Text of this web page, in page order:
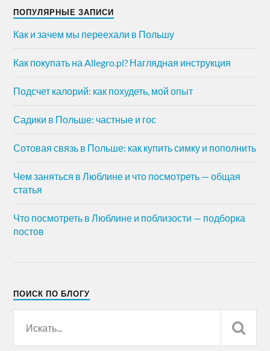
ПОПУЛЯРНЫЕ ЗАПИСИ
Как и зачем мы переехали в Польшу
Как покупать на Allegro.pl? Наглядная инструкция
Подсчет калорий: как похудеть, мой опыт
Садики в Польше: частные и гос
Сотовая связь в Польше: как купить симку и пополнить
Чем заняться в Люблине и что посмотреть — общая
статья
Что посмотреть в Люблине и поблизости — подборка
постов
ПОИСК ПО БЛОГУ